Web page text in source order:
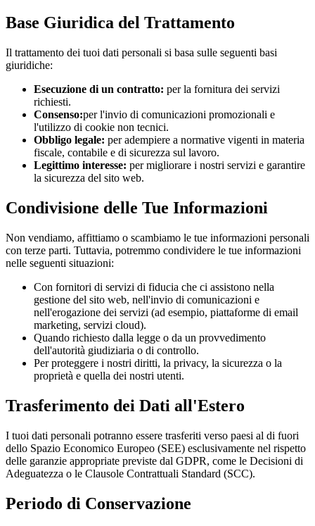
Base Giuridica del Trattamento
Il trattamento dei tuoi dati personali si basa sulle seguenti basi
giuridiche:
Esecuzione di un contratto: per la fornitura dei servizi
richiesti.
Consenso:per l'invio di comunicazioni promozionali e
l'utilizzo di cookie non tecnici.
Obbligo legale: per adempiere a normative vigenti in materia
fiscale, contabile e di sicurezza sul lavoro.
Legittimo interesse: per migliorare i nostri servizi e garantire
la sicurezza del sito web.
Condivisione delle Tue Informazioni
Non vendiamo, affittiamo o scambiamo le tue informazioni personali
con terze parti. Tuttavia, potremmo condividere le tue informazioni
nelle seguenti situazioni:
Con fornitori di servizi di fiducia che ci assistono nella
gestione del sito web, nell'invio di comunicazioni e
nell'erogazione dei servizi (ad esempio, piattaforme di email
marketing, servizi cloud).
Quando richiesto dalla legge o da un provvedimento
dell'autorità giudiziaria o di controllo.
Per proteggere i nostri diritti, la privacy, la sicurezza o la
proprietà e quella dei nostri utenti.
Trasferimento dei Dati all'Estero
I tuoi dati personali potranno essere trasferiti verso paesi al di fuori
dello Spazio Economico Europeo (SEE) esclusivamente nel rispetto
delle garanzie appropriate previste dal GDPR, come le Decisioni di
Adeguatezza o le Clausole Contrattuali Standard (SCC).
Periodo di Conservazione